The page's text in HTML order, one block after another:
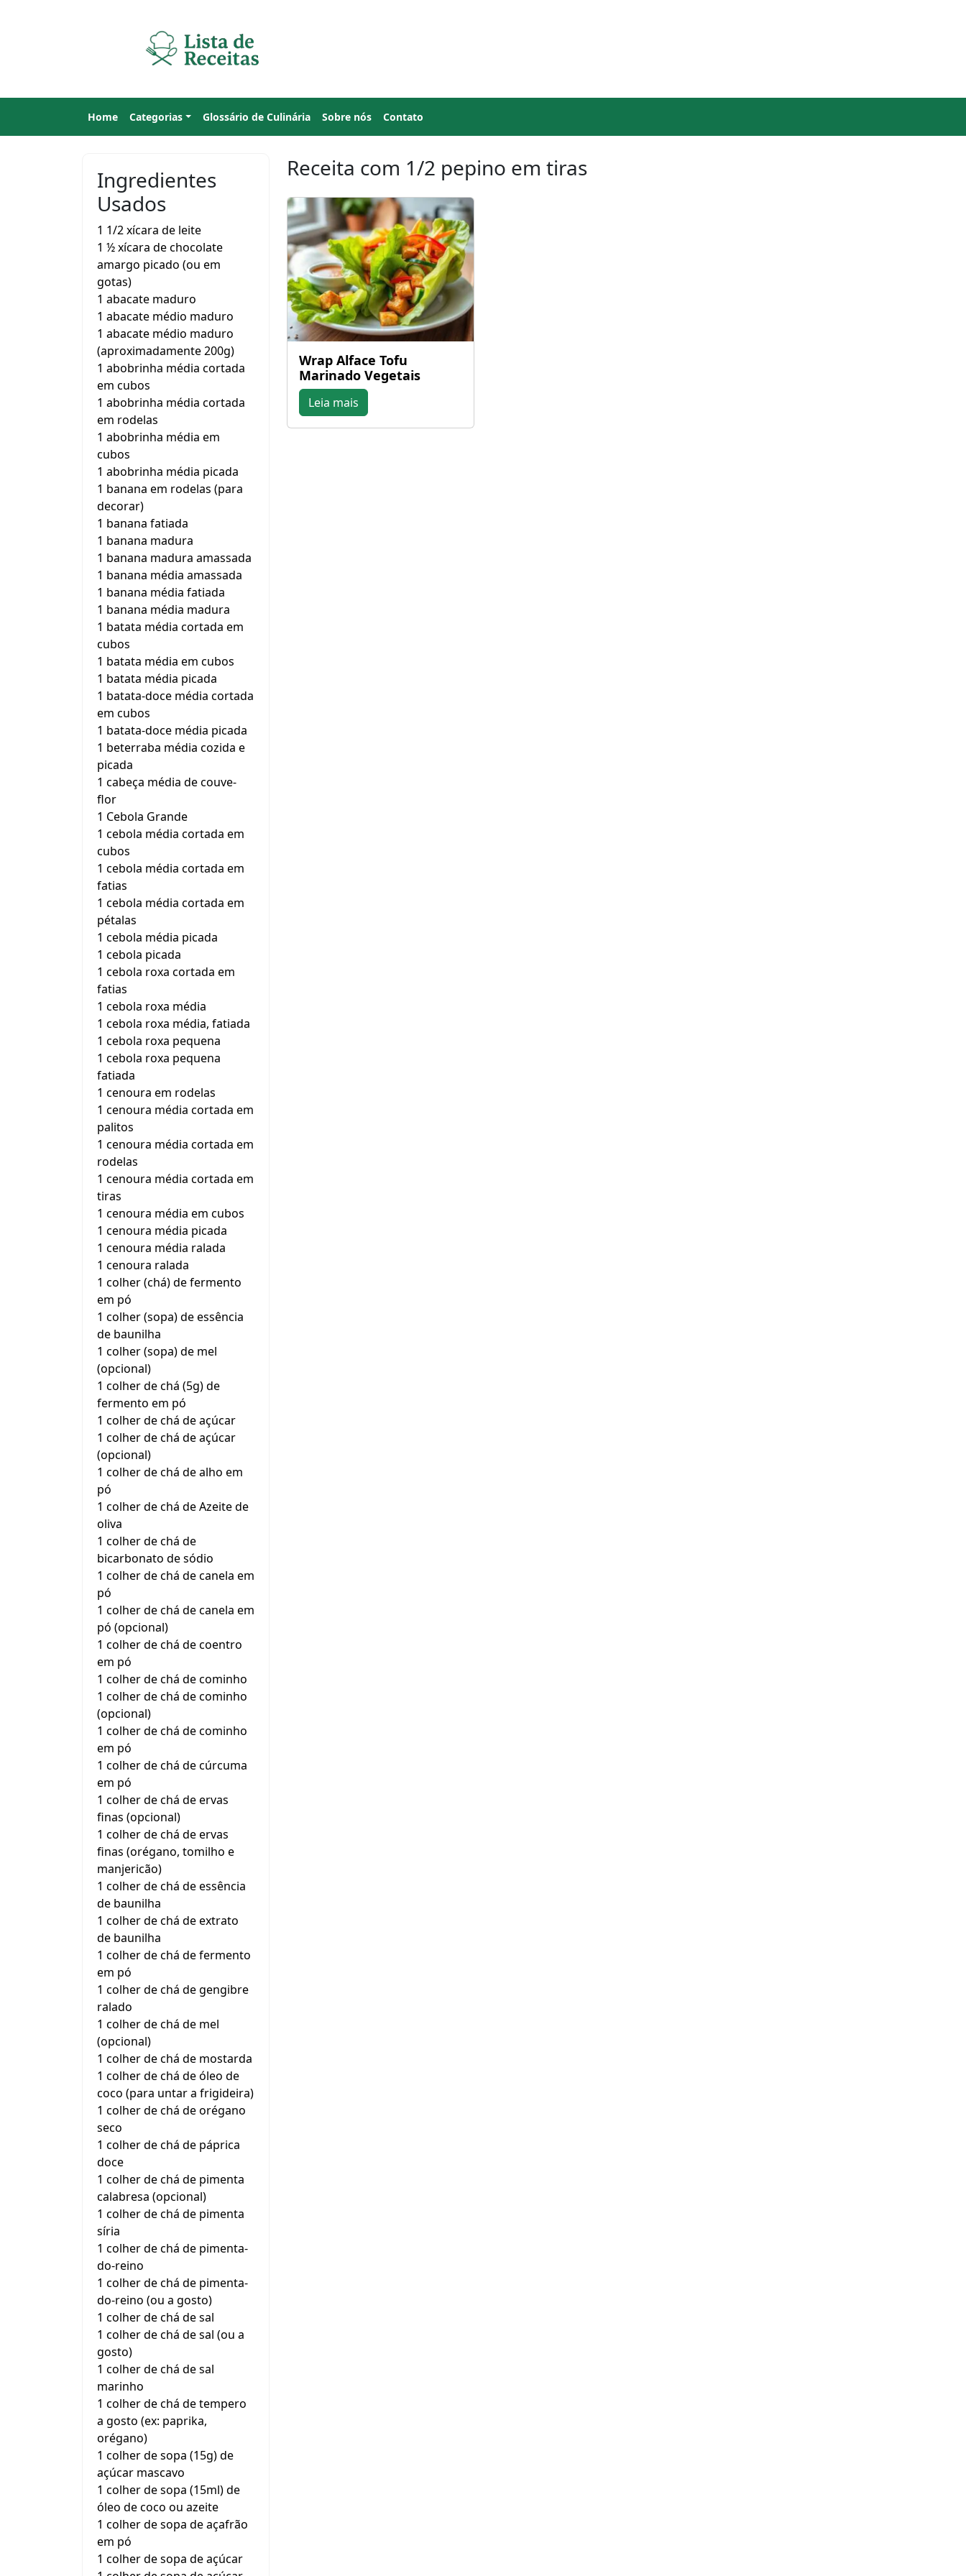
Home Categorias Glossário de Culinária Sobre nós Contato
Ingredientes
Usados
1 1/2 xícara de leite
1 ½ xícara de chocolate
amargo picado (ou em
gotas)
1 abacate maduro
1 abacate médio maduro
1 abacate médio maduro
(aproximadamente 200g)
1 abobrinha média cortada
em cubos
1 abobrinha média cortada
em rodelas
1 abobrinha média em
cubos
1 abobrinha média picada
1 banana em rodelas (para
decorar)
1 banana fatiada
1 banana madura
1 banana madura amassada
1 banana média amassada
1 banana média fatiada
1 banana média madura
1 batata média cortada em
cubos
1 batata média em cubos
1 batata média picada
1 batata-doce média cortada
em cubos
1 batata-doce média picada
1 beterraba média cozida e
picada
1 cabeça média de couve-
flor
1 Cebola Grande
1 cebola média cortada em
cubos
1 cebola média cortada em
fatias
1 cebola média cortada em
pétalas
1 cebola média picada
1 cebola picada
1 cebola roxa cortada em
fatias
1 cebola roxa média
1 cebola roxa média, fatiada
1 cebola roxa pequena
1 cebola roxa pequena
fatiada
1 cenoura em rodelas
1 cenoura média cortada em
palitos
1 cenoura média cortada em
rodelas
1 cenoura média cortada em
tiras
1 cenoura média em cubos
1 cenoura média picada
1 cenoura média ralada
1 cenoura ralada
1 colher (chá) de fermento
em pó
1 colher (sopa) de essência
de baunilha
1 colher (sopa) de mel
(opcional)
1 colher de chá (5g) de
fermento em pó
1 colher de chá de açúcar
1 colher de chá de açúcar
(opcional)
1 colher de chá de alho em
pó
1 colher de chá de Azeite de
oliva
1 colher de chá de
bicarbonato de sódio
1 colher de chá de canela em
pó
1 colher de chá de canela em
pó (opcional)
1 colher de chá de coentro
em pó
1 colher de chá de cominho
1 colher de chá de cominho
(opcional)
1 colher de chá de cominho
em pó
1 colher de chá de cúrcuma
em pó
1 colher de chá de ervas
finas (opcional)
1 colher de chá de ervas
finas (orégano, tomilho e
manjericão)
1 colher de chá de essência
de baunilha
1 colher de chá de extrato
de baunilha
1 colher de chá de fermento
em pó
1 colher de chá de gengibre
ralado
1 colher de chá de mel
(opcional)
1 colher de chá de mostarda
1 colher de chá de óleo de
coco (para untar a frigideira)
1 colher de chá de orégano
seco
1 colher de chá de páprica
doce
1 colher de chá de pimenta
calabresa (opcional)
1 colher de chá de pimenta
síria
1 colher de chá de pimenta-
do-reino
1 colher de chá de pimenta-
do-reino (ou a gosto)
1 colher de chá de sal
1 colher de chá de sal (ou a
gosto)
1 colher de chá de sal
marinho
1 colher de chá de tempero
a gosto (ex: paprika,
orégano)
1 colher de sopa (15g) de
açúcar mascavo
1 colher de sopa (15ml) de
óleo de coco ou azeite
1 colher de sopa de açafrão
em pó
1 colher de sopa de açúcar
Receita com 1/2 pepino em tiras
Wrap Alface Tofu
Marinado Vegetais
Leia mais